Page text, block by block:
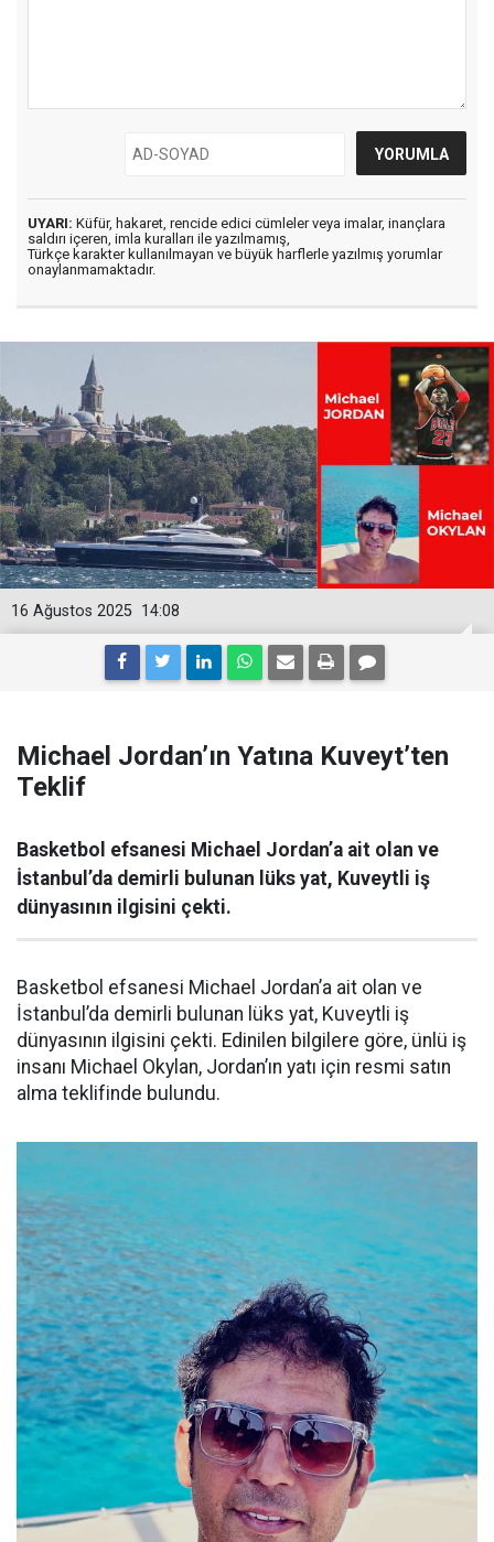
UYARI: Küfür, hakaret, rencide edici cümleler veya imalar, inançlara
saldırı içeren, imla kuralları ile yazılmamış,
Türkçe karakter kullanılmayan ve büyük harflerle yazılmış yorumlar
onaylanmamaktadır.
14:08
16 Ağustos 2025
Michael Jordan’ın Yatına Kuveyt’ten
Teklif
Basketbol efsanesi Michael Jordan’a ait olan ve
İstanbul’da demirli bulunan lüks yat, Kuveytli iş
dünyasının ilgisini çekti.
Basketbol efsanesi Michael Jordan’a ait olan ve
İstanbul’da demirli bulunan lüks yat, Kuveytli iş
dünyasının ilgisini çekti. Edinilen bilgilere göre, ünlü iş
insanı Michael Okylan, Jordan’ın yatı için resmi satın
alma teklifinde bulundu.